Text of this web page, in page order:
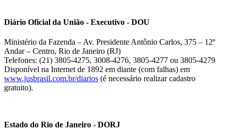
Diário Oficial da União - Executivo - DOU
Ministério da Fazenda – Av. Presidente Antônio Carlos, 375 – 12º
Andar – Centro, Rio de Janeiro (RJ)
Telefones: (21) 3805-4275, 3008-4276, 3805-4277 ou 3805-4279
Disponível na Internet de 1892 em diante (com falhas) em
www.jusbrasil.com.br/diarios (é necessário realizar cadastro
gratuito).
Estado do Rio de Janeiro - DORJ